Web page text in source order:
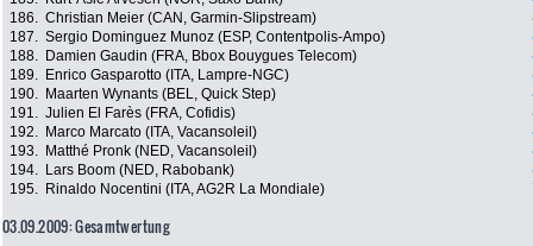
186. Christian Meier (CAN, Garmin-Slipstream)
187. Sergio Dominguez Munoz (ESP, Contentpolis-Ampo)
188.
Damien Gaudin (FRA, Bbox Bouygues Telecom)
189.
Enrico Gasparotto (ITA, Lampre-NGC)
190.
Maarten Wynants (BEL, Quick Step)
191. Julien El Farès (FRA, Cofidis)
192.
Marco Marcato (ITA, Vacansoleil)
193.
Matthé Pronk (NED, Vacansoleil)
194.
Lars Boom (NED, Rabobank)
195.
Rinaldo Nocentini (ITA, AG2R La Mondiale)
03.09.2009: Gesamtwertung